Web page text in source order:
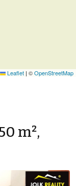
Leaflet | ©OpenStreetMap
m²,